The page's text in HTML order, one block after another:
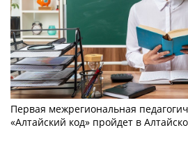
Первая межрегиональная
«Алтайский код» пройдет в